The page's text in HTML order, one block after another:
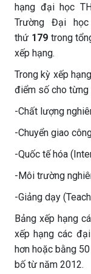
hạng đại học
Trường Đại
thứ 179 trong
xếp hạng.
Trong kỳ xếp
điểm số cho từng
-Chất lượng
-Chuyển giao
-Quốc tế hóa
-Môi trường
-Giảng dạy
Bảng xếp hạng
xếp hạng các
hơn hoặc bằng
bố từ năm 2012.